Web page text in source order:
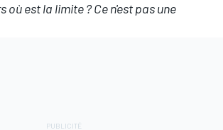
est la limite ? Ce n'est pas une